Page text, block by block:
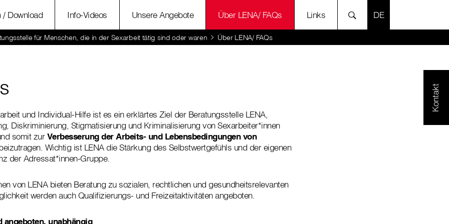
/ Download Info-Videos Unsere Angebote Über LENA/ FAQs Links SPRACHE
für Menschen, die in der Sexarbeit tätig sind oder waren Über LENA/ FAQs
Kontakt
und Individual-Hilfe ist es ein erklärtes Ziel der Beratungsstelle LENA,
Diskriminierung, Stigmatisierung und Kriminalisierung von Sexarbeiter*innen
somit zurVerbesserung der Arbeits- und Lebensbedingungen von
Wichtig ist LENA die Stärkung des Selbstwertgefühls und der eigenen
der Adressat*innen-Gruppe.
von LENA bieten Beratung zu sozialen, rechtlichen und gesundheitsrelevanten
werden auch Qualifizierungs- und Freizeitaktivitäten angeboten.
unabhängig